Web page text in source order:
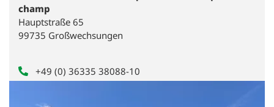
champ
Hauptstraße 65
99735 Großwechsungen
+49 (0) 36335 38088-10